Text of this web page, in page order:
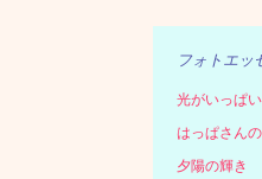
フォトエッ
光がいっぱ
はっぱさん
夕陽の輝き